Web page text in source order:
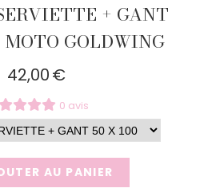
+ GANT
MOTO GOLDWING
42,00€
0 avis
AU PANIER